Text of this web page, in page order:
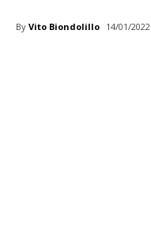
By Vito Biondolillo 14/01/2022